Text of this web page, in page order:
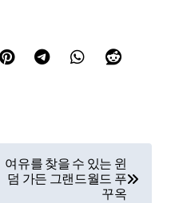
여유를 찾을 수 있는 윈
덤 가든 그랜드월드 푸
꾸옥